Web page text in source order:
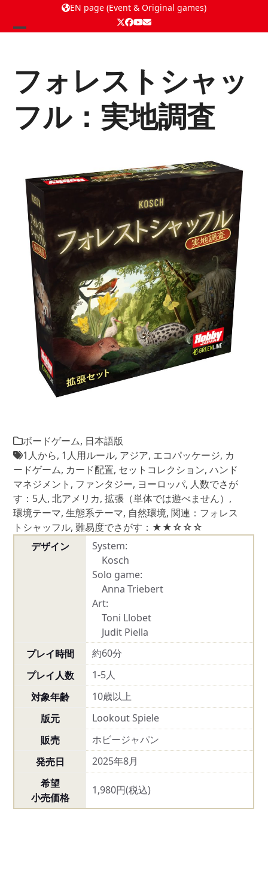
EN page (Event & Original games)
Twitter
Facebook
YouTube
Email
menu
menu
フォレストシャッ
フル：実地調査
ボードゲーム, 日本語版
1人から, 1人用ルール, アジア, エコパッケージ, カ
ードゲーム, カード配置, セットコレクション,ハンド
マネジメント , ファンタジー, ヨーロッパ, 人数でさが
す：5人,北アメリカ,拡張（単体では遊べません） ,
環境テーマ,生態系テーマ, 自然環境,関連：フォレス
トシャッフル,難易度でさがす：★★☆☆☆
デザイン
System:
Kosch
Solo game:
Anna Triebert
Art:
Toni Llobet
Judit Piella
プレイ時間
約60分
プレイ人数
1-5人
対象年齢
10歳以上
版元
Lookout Spiele
販売
ホビージャパン
発売日
2025年8月
希望
小売価格
1,980円(税込)